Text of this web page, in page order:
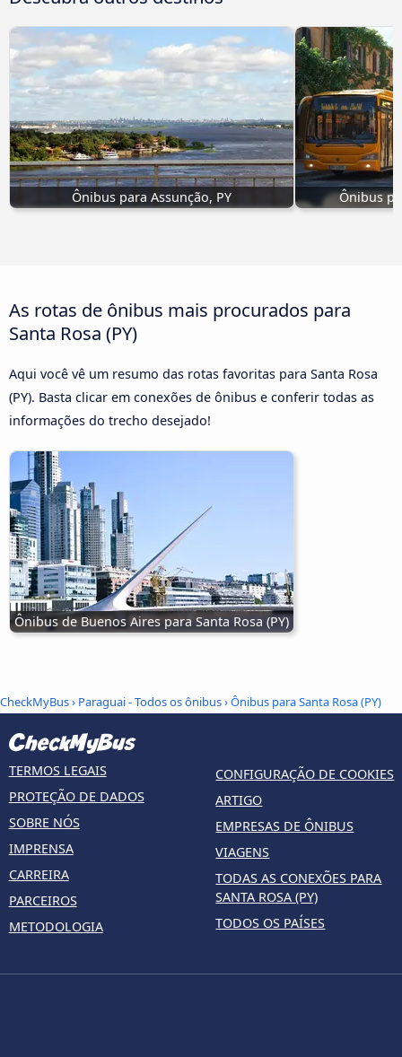
Ônibus para Assunção, PY Ônibus
As rotas de ônibus mais procurados para
Santa Rosa (PY)
Aqui você vê um resumo das rotas favoritas para Santa Rosa
(PY). Basta clicar em conexões de ônibus e conferir todas as
informações do trecho desejado!
Ônibus de Buenos Aires para Santa Rosa (PY)
CheckMyBus› Paraguai - Todos os ônibus› Ônibus para Santa Rosa (PY)
TERMOS LEGAIS
PROTEÇÃO DE DADOS
SOBRE NÓS
IMPRENSA
CARREIRA
PARCEIROS
METODOLOGIA
CONFIGURAÇÃO DE COOKIES
ARTIGO
EMPRESAS DE ÔNIBUS
VIAGENS
TODAS AS CONEXÕES PARA
SANTA ROSA (PY)
TODOS OS PAÍSES